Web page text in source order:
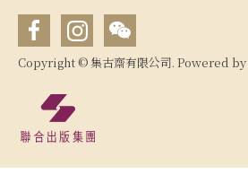
Copyright © 集古齋有限公司. Powered by